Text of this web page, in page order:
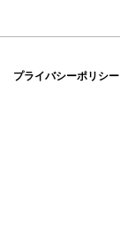
プライバシーポリシー